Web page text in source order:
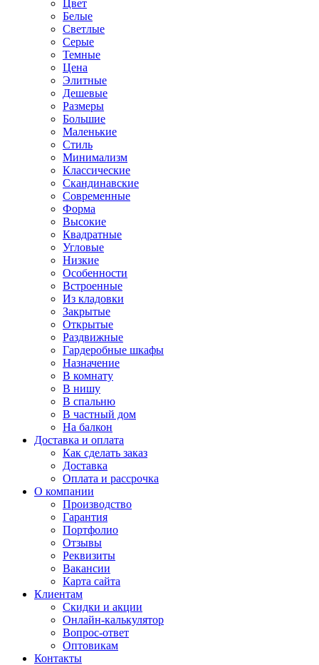
Цвет
Белые
Светлые
Серые
Темные
Цена
Элитные
Дешевые
Размеры
Большие
Маленькие
Стиль
Минимализм
Классические
Скандинавские
Современные
Форма
Высокие
Квадратные
Угловые
Низкие
Особенности
Встроенные
Из кладовки
Закрытые
Открытые
Раздвижные
Гардеробные шкафы
Назначение
В комнату
В нишу
В спальню
В частный дом
На балкон
Доставка и оплата
Как сделать заказ
Доставка
Оплата и рассрочка
О компании
Производство
Гарантия
Портфолио
Отзывы
Реквизиты
Вакансии
Карта сайта
Клиентам
Скидки и акции
Онлайн-калькулятор
Вопрос-ответ
Оптовикам
Контакты